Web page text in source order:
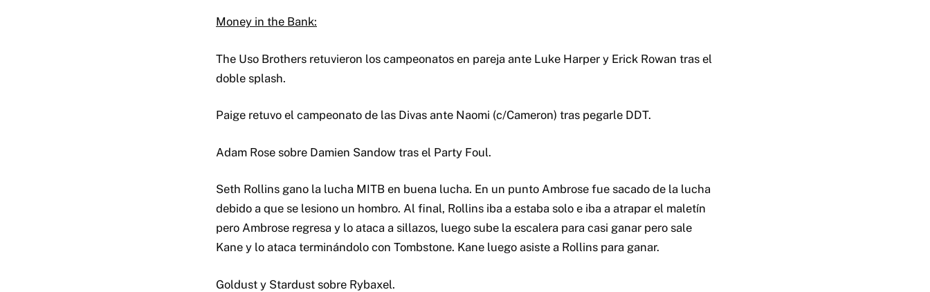
Money in the Bank:
The Uso Brothers retuvieron los campeonatos en pareja ante Luke Harper y Erick Rowan tras el
doble splash.
Paige retuvo el campeonato de las Divas ante Naomi (c/Cameron) tras pegarle DDT.
Adam Rose sobre Damien Sandow tras el Party Foul.
Seth Rollins gano la lucha MITB en buena lucha. En un punto Ambrose fue sacado de la lucha
debido a que se lesiono un hombro. Al final, Rollins iba a estaba solo e iba a atrapar el maletín
pero Ambrose regresa y lo ataca a sillazos, luego sube la escalera para casi ganar pero sale
Kane y lo ataca terminándolo con Tombstone. Kane luego asiste a Rollins para ganar.
Goldust y Stardust sobre Rybaxel.